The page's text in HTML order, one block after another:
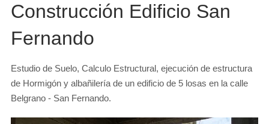
Construcción Edificio San
Fernando
Estudio de Suelo, Calculo Estructural, ejecución de estructura
de Hormigón y albañilería de un edificio de 5 losas en la calle
Belgrano - San Fernando.